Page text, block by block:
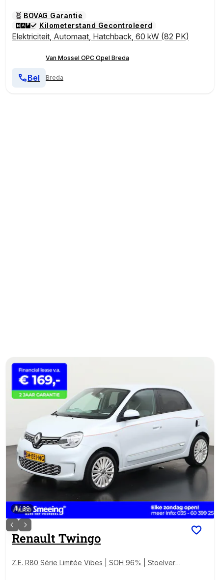
BOVAG Garantie
Kilometerstand Gecontroleerd
Elektriciteit, Automaat, Hatchback, 60 kW (82 PK)
Van Mossel OPC Opel Breda
Breda
Bel
1/39
Renault Twingo
Z.E. R80 Série Limitée Vibes | SOH 96% | Stoelverwa